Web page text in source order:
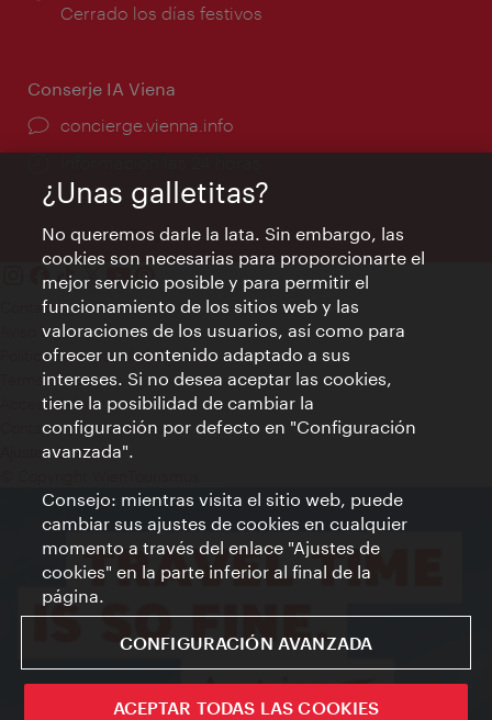
de
Cerrado los días festivos
Conserje IA Viena
concierge.vienna.info
Contacto
Aviso legal
Política de privacidad de datos
Terms of Use
Accesibilidad
Contacto para la prensa
Ajustes de cookie
¿Unas galletitas?
No queremos darle la lata. Sin embargo, las
cookies son necesarias para proporcionarte el
mejor servicio posible y para permitir el
funcionamiento de los sitios web y las
valoraciones de los usuarios, así como para
ofrecer un contenido adaptado a sus
intereses. Si no desea aceptar las cookies,
tiene la posibilidad de cambiar la
configuración por defecto en "Configuración
avanzada".
Consejo: mientras visita el sitio web, puede
cambiar sus ajustes de cookies en cualquier
momento a través del enlace "Ajustes de
cookies" en la parte inferior al final de la
página.
CONFIGURACIÓN AVANZADA
ACEPTAR TODAS LAS COOKIES